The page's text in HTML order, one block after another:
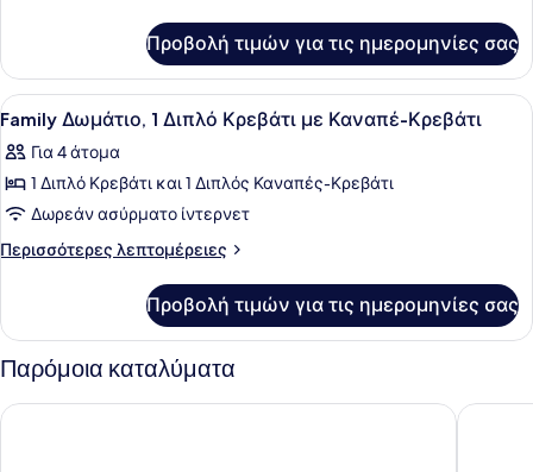
(with
extra
bed)
Δωμάτιο
(Double)
(with
bed)
Προβολή τιμών για τις ημερομηνίες σας
Προβολή
όλων
των
φωτογραφιών
για
Family
Διπλό
Κρεβάτι
με
Καναπέ-
Family Δωμάτιο, 1 Διπλό Κρεβάτι
4
Family Δωμάτιο, 1 Διπλό Κρεβάτι με Καναπέ-Κρεβάτι
Για 4 άτομα
1 Διπλό Κρεβάτι και 1 Διπλός Καναπές-Κρεβάτι
Δωρεάν ασύρματο ίντερνετ
Περισσότερες λεπτομέρειες
Περισσότερες
Δωμάτιο,
1
Διπλό
Κρεβάτι
με
Προβολή τιμών για τις ημερομηνίες σας
Παρόμοια καταλύματα
Holiday Inn Express London Luton Airport by IHG Thistle